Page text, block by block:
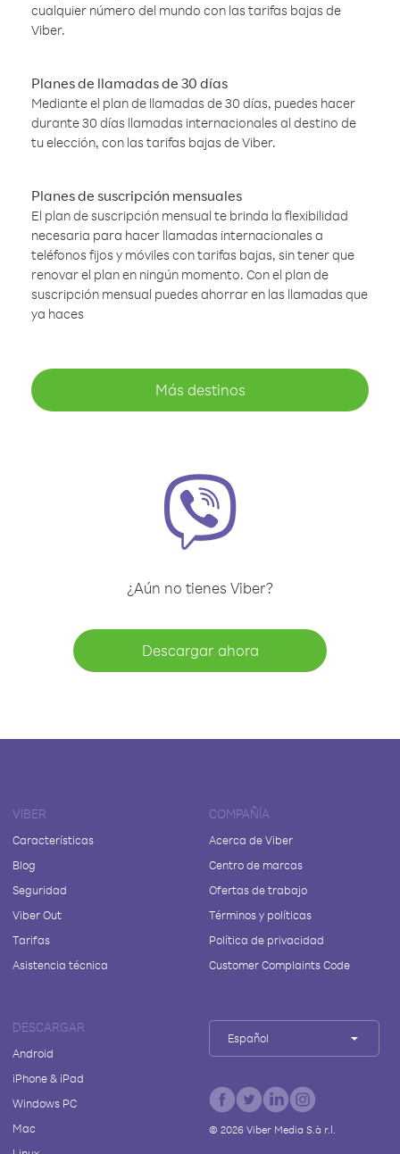
cualquier número del mundo con las tarifas bajas de
Viber.
Planes de llamadas de 30 días
Mediante el plan de llamadas de 30 días, puedes hacer
durante 30 días llamadas internacionales al destino de
tu elección, con las tarifas bajas de Viber.
Planes de suscripción mensuales
El plan de suscripción mensual te brinda la flexibilidad
necesaria para hacer llamadas internacionales a
teléfonos fijos y móviles con tarifas bajas, sin tener que
renovar el plan en ningún momento. Con el plan de
suscripción mensual puedes ahorrar en las llamadas que
ya haces
Más destinos
¿Aún no tienes Viber?
Descargar ahora
VIBER
Características
Blog
Seguridad
Viber Out
Tarifas
Asistencia técnica
COMPAÑÍA
Acerca de Viber
Centro de marcas
Ofertas de trabajo
Términos y políticas
Política de privacidad
Customer Complaints Code
DESCARGAR
Android
iPhone & iPad
Windows PC
Mac
Español
© 2026Viber Media S.à r.l.